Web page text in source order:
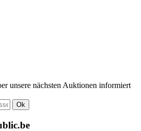
unsere nächsten Auktionen informiert
Ok